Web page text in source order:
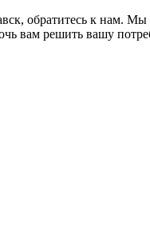
обратитесь к нам.
вам решить вашу